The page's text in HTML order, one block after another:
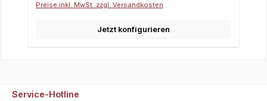
Preise inkl. MwSt. zzgl. Versandkosten
Jetzt konfigurieren
Service-Hotline